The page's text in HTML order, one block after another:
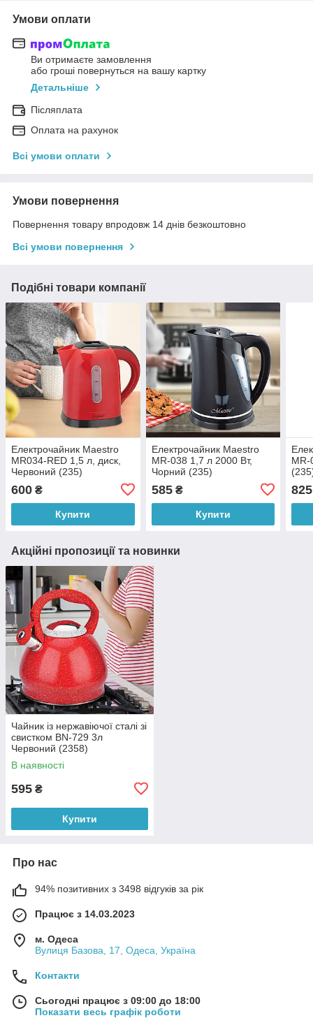
Умови оплати
Ви отримаєте замовлення
або гроші повернуться на вашу картку
Детальніше
Післяплата
Оплата на рахунок
Всі умови оплати
Умови повернення
Повернення товару впродовж 14 днів безкоштовно
Всі умови повернення
Подібні товари компанії
Електрочайник Maestro
MR034-RED 1,5 л, диск,
Червоний (235)
600 ₴
Купити
Електрочайник Maestro
MR-038 1,7 л 2000 Вт,
Чорний (235)
585₴
Купити
MR-
825
Акційні пропозиції та новинки
Чайник із нержавіючої сталі зі
свистком BN-729 3л
Червоний (2358)
В наявності
595 ₴
Купити
Про нас
94% позитивних з 3498 відгуків за рік
Працює з 14.03.2023
м. Одеса
Вулиця Базова, 17, Одеса, Україна
Контакти
Сьогодні працює з 09:00 до 18:00
Показати весь графік роботи